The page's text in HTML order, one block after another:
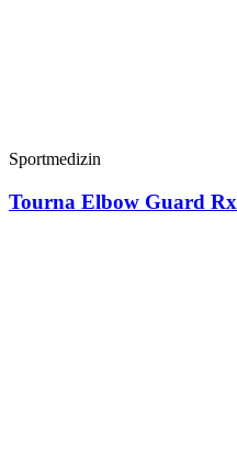
Sportmedizin
Tourna Elbow Guard Rx